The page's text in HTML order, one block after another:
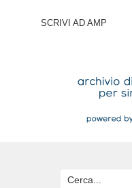
SCRIVI AD AMP